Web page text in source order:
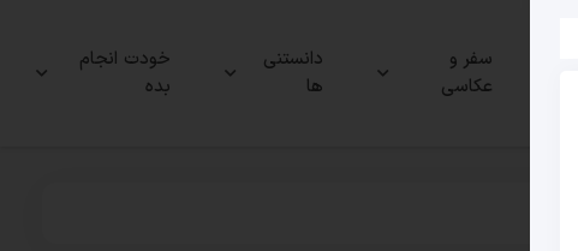
سفر و
عکاسی
دانستنی
ها
خودت انجام
بده